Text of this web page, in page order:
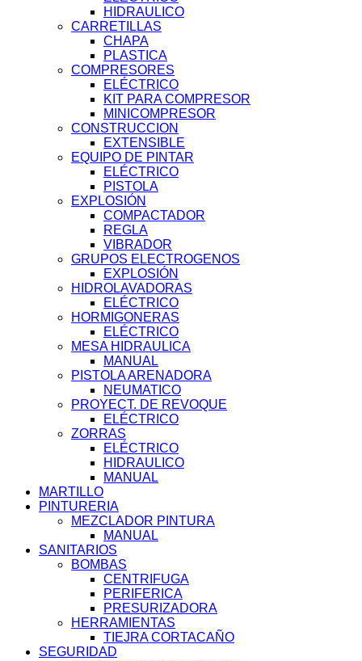
HIDRAULICO
CARRETILLAS
CHAPA
PLASTICA
COMPRESORES
ELÉCTRICO
KIT PARA COMPRESOR
MINICOMPRESOR
CONSTRUCCION
EXTENSIBLE
EQUIPO DE PINTAR
ELÉCTRICO
PISTOLA
EXPLOSIÓN
COMPACTADOR
REGLA
VIBRADOR
GRUPOS ELECTROGENOS
EXPLOSIÓN
HIDROLAVADORAS
ELÉCTRICO
HORMIGONERAS
ELÉCTRICO
MESA HIDRAULICA
MANUAL
PISTOLA ARENADORA
NEUMATICO
PROYECT. DE REVOQUE
ELÉCTRICO
ZORRAS
ELÉCTRICO
HIDRAULICO
MANUAL
MARTILLO
PINTURERIA
MEZCLADOR PINTURA
MANUAL
SANITARIOS
BOMBAS
CENTRIFUGA
PERIFERICA
PRESURIZADORA
HERRAMIENTAS
TIEJRA CORTACAÑO
SEGURIDAD